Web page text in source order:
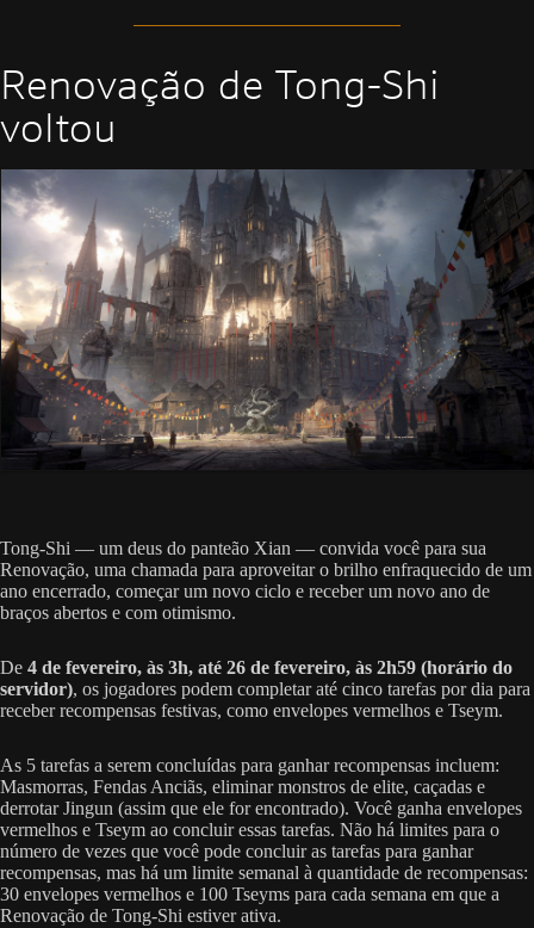
Renovação de Tong-Shi
voltou
Tong-Shi — um deus do panteão Xian — convida você para sua
Renovação, uma chamada para aproveitar o brilho enfraquecido de um
ano encerrado, começar um novo ciclo e receber um novo ano de
braços abertos e com otimismo.
De 4 de fevereiro, às 3h, até 26 de fevereiro, às 2h59 (horário do
servidor), os jogadores podem completar até cinco tarefas por dia para
receber recompensas festivas, como envelopes vermelhos e Tseym.
As 5 tarefas a serem concluídas para ganhar recompensas incluem:
Masmorras, Fendas Anciãs, eliminar monstros de elite, caçadas e
derrotar Jingun (assim que ele for encontrado). Você ganha envelopes
vermelhos e Tseym ao concluir essas tarefas. Não há limites para o
número de vezes que você pode concluir as tarefas para ganhar
recompensas, mas há um limite semanal à quantidade de recompensas:
30 envelopes vermelhos e 100 Tseyms para cada semana em que a
Renovação de Tong-Shi estiver ativa.